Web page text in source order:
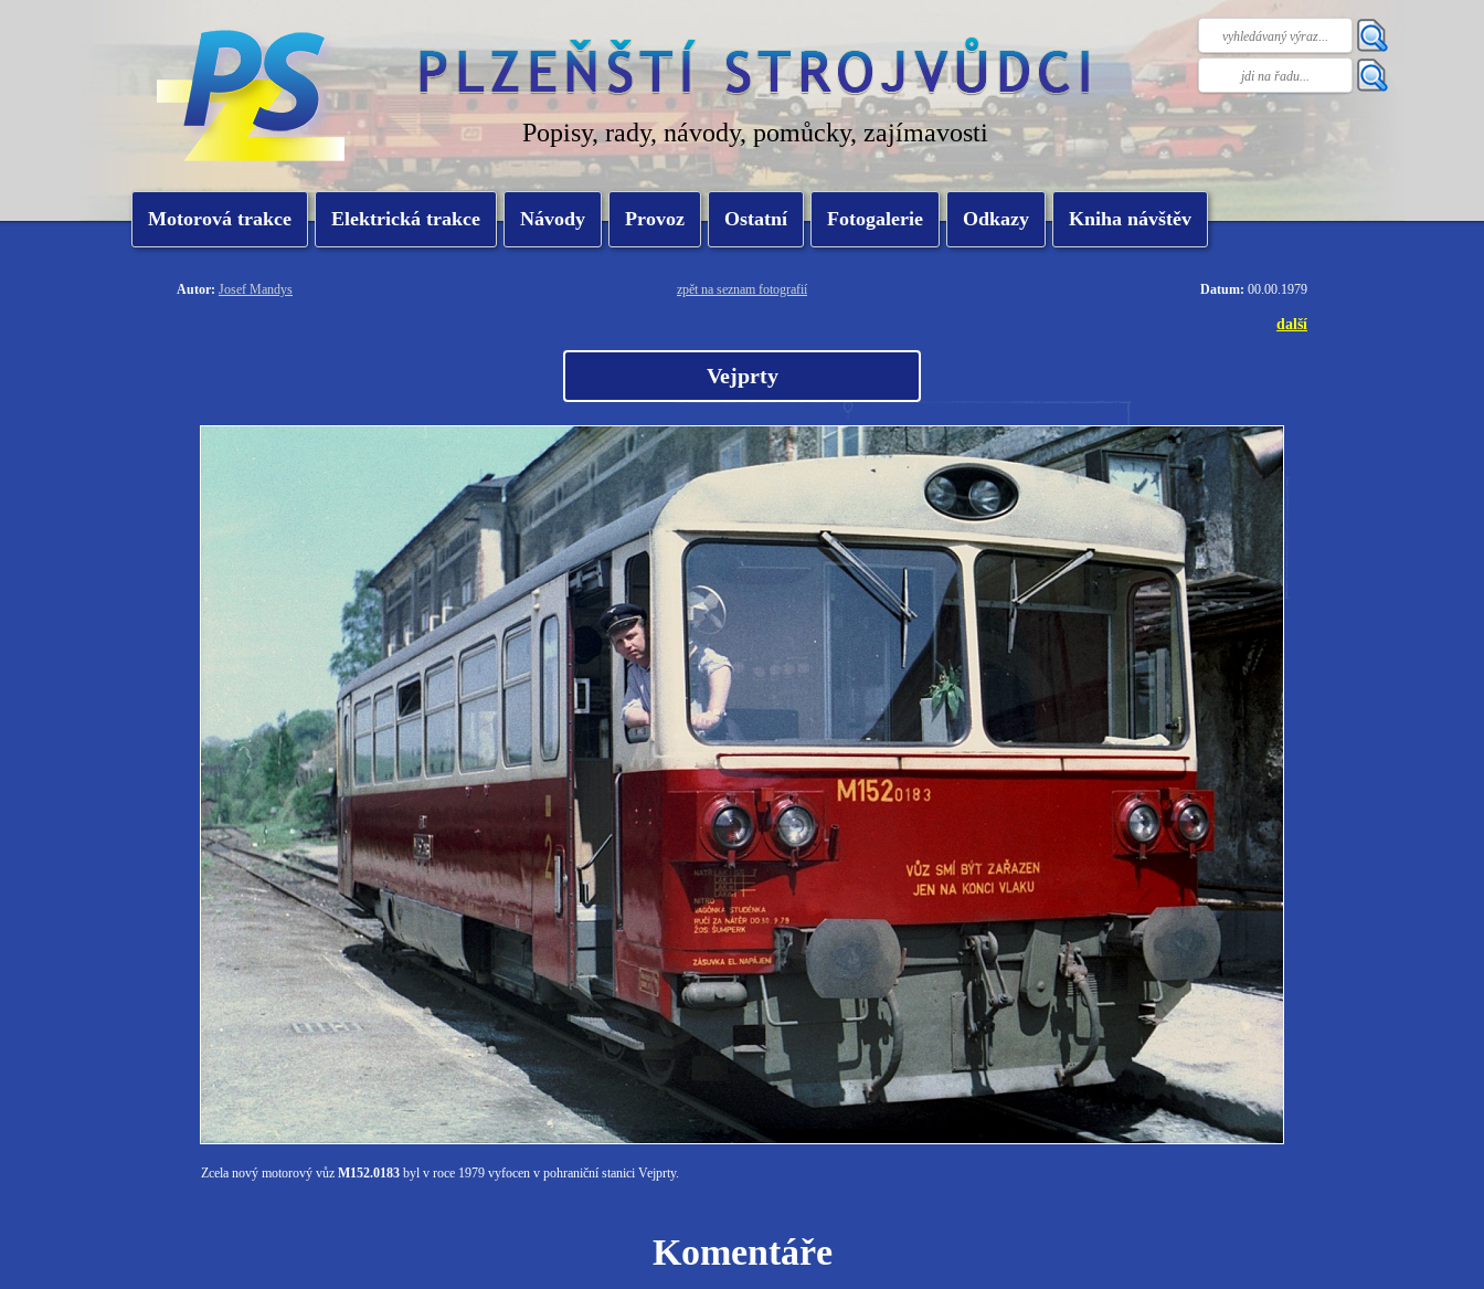
Popisy, rady, návody, pomůcky, zajímavosti
Motorová trakce Elektrická trakce Návody Provoz Ostatní Fotogalerie Odkazy Kniha návštěv
zpět na seznam fotografií
Autor: Josef Mandys Datum: 00.00.1979
další
Vejprty
Zcela nový motorový vůz M152.0183 byl v roce 1979 vyfocen v pohraniční stanici Vejprty.
Komentáře